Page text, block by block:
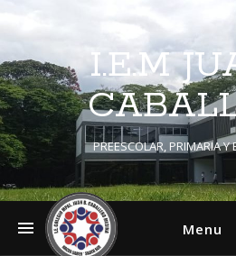
I.E.M
PREESCOLAR, PRIMARIA Y
Menu